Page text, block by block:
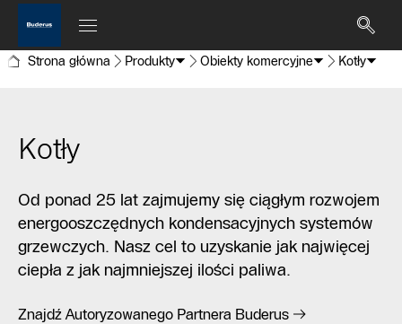
Strona główna Produkty Obiekty komercyjne Kotły
Kotły
Od ponad 25 lat zajmujemy się ciągłym rozwojem
energooszczędnych kondensacyjnych systemów
grzewczych. Nasz cel to uzyskanie jak najwięcej
ciepła z jak najmniejszej ilości paliwa.
Znajdź Autoryzowanego Partnera Buderus